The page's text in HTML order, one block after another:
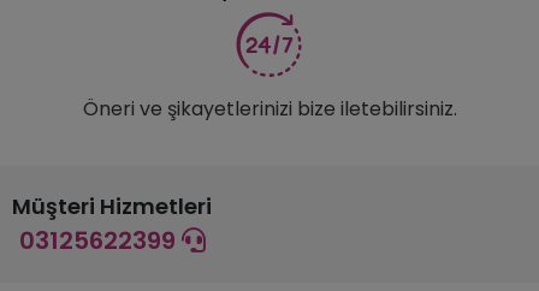
Öneri ve şikayetlerinizi bize iletebilirsiniz.
Müşteri Hizmetleri
03125622399